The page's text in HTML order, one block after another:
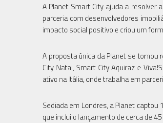
A Planet Smart City ajuda a resolver
parceria com desenvolvedores
impacto social positivo e criou um
A proposta única da Planet se tornou
City Natal, Smart City Aquiraz e
ativo na Itália, onde trabalha em
Sediada em Londres, a Planet
que inclui o lançamento de cerca de